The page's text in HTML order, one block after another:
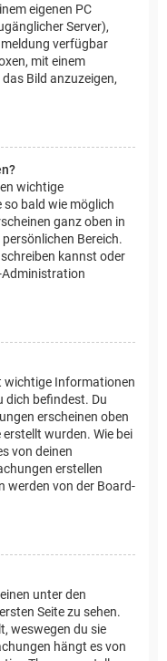
eigenen PC
Server),
verfügbar
mit einem
Bild anzuzeigen,
wichtige
bald wie möglich
ganz oben in
Bereich.
kannst oder
Administration
wichtige Informationen
dich befindest. Du
erscheinen oben
erstellt wurden. Wie bei
von deinen
erstellen
werden von der Board-
unter den
Seite zu sehen.
weswegen du sie
hängt es von